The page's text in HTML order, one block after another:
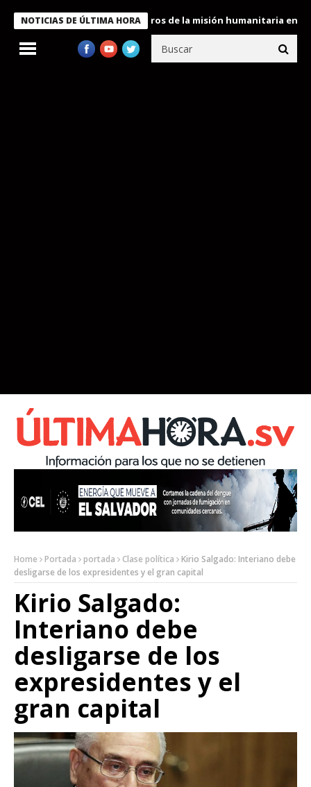
NOTICIAS DE ÚLTIMA HORA
condecora a miembros de la misión humanitaria enviada a
Home Portada portada Clase política
Kirio Salgado: Interiano debe
desligarse de los expresidentes y el gran capital
Kirio Salgado:
Interiano debe
desligarse de los
expresidentes y el
gran capital